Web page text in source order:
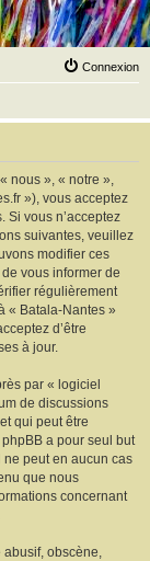
Connexion
nous », « notre »,
»), vous acceptez
Si vous n’acceptez
suivantes, veuillez
modifier ces
vous informer de
régulièrement
« Batala-Nantes »
d’être
à jour.
par « logiciel
de discussions
qui peut être
a pour seul but
peut en aucun cas
que nous
concernant
abusif, obscène,